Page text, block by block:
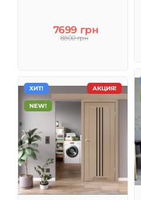
7699 грн
8800 грн
АКЦИЯ!
ХИТ!
NEW!